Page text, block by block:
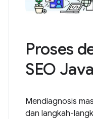
Proses
SEO
Mendiagnosis
dan langkah-